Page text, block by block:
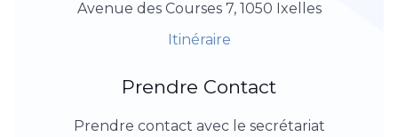
Avenue des Courses 7, 1050 Ixelles
Itinéraire
Prendre Contact
Prendre contact avec le secrétariat